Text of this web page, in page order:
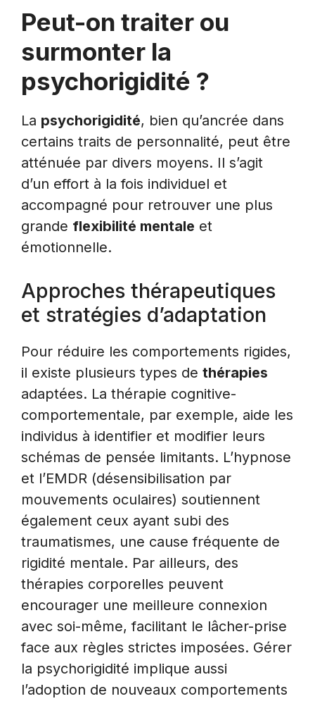
Peut-on traiter ou
surmonter la
psychorigidité ?
La psychorigidité, bien qu’ancrée dans
certains traits de personnalité, peut être
atténuée par divers moyens. Il s’agit
d’un effort à la fois individuel et
accompagné pour retrouver une plus
grande flexibilité mentale et
émotionnelle.
Approches thérapeutiques
et stratégies d’adaptation
Pour réduire les comportements rigides,
il existe plusieurs types de thérapies
adaptées. La thérapie cognitive-
comportementale, par exemple, aide les
individus à identifier et modifier leurs
schémas de pensée limitants. L’hypnose
et l’EMDR (désensibilisation par
mouvements oculaires) soutiennent
également ceux ayant subi des
traumatismes, une cause fréquente de
rigidité mentale. Par ailleurs, des
thérapies corporelles peuvent
encourager une meilleure connexion
avec soi-même, facilitant le lâcher-prise
face aux règles strictes imposées. Gérer
la psychorigidité implique aussi
l’adoption de nouveaux comportements